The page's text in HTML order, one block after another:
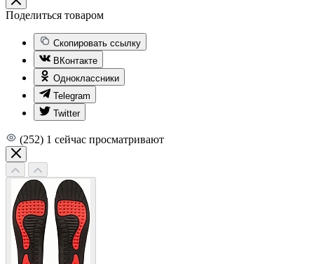
Поделиться товаром
Скопировать ссылку
ВКонтакте
Одноклассники
Telegram
Twitter
(252) 1 сейчас просматривают